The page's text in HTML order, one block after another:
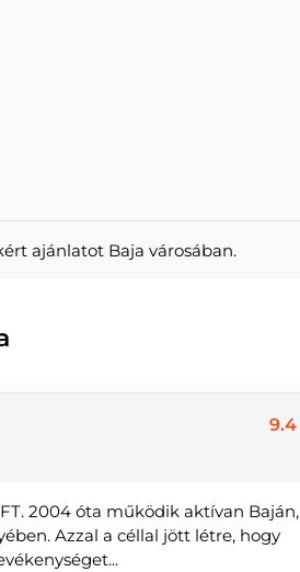
ajánlatot Baja városában.
9.4
2004 óta működik aktívan Baján,
Azzal a céllal jött létre, hogy